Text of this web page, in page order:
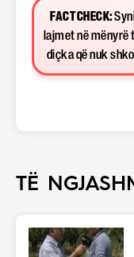
FACT CHECK:
lajmet në mënyrë
diçka që nuk
TË